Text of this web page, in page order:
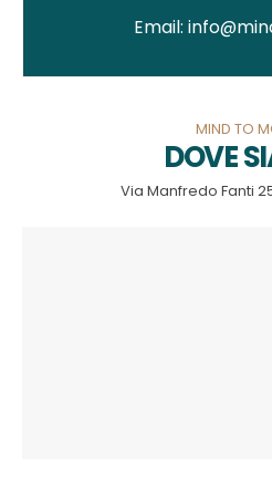
Email:
MIND TO
DOVE
Via Manfredo Fanti